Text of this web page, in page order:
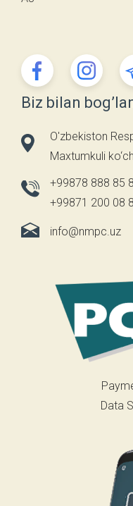
Biz bilan
O'zbekiston
Maxtumkuli
+99878 888 85
+99871 200 08
info@nmpc.uz
Data